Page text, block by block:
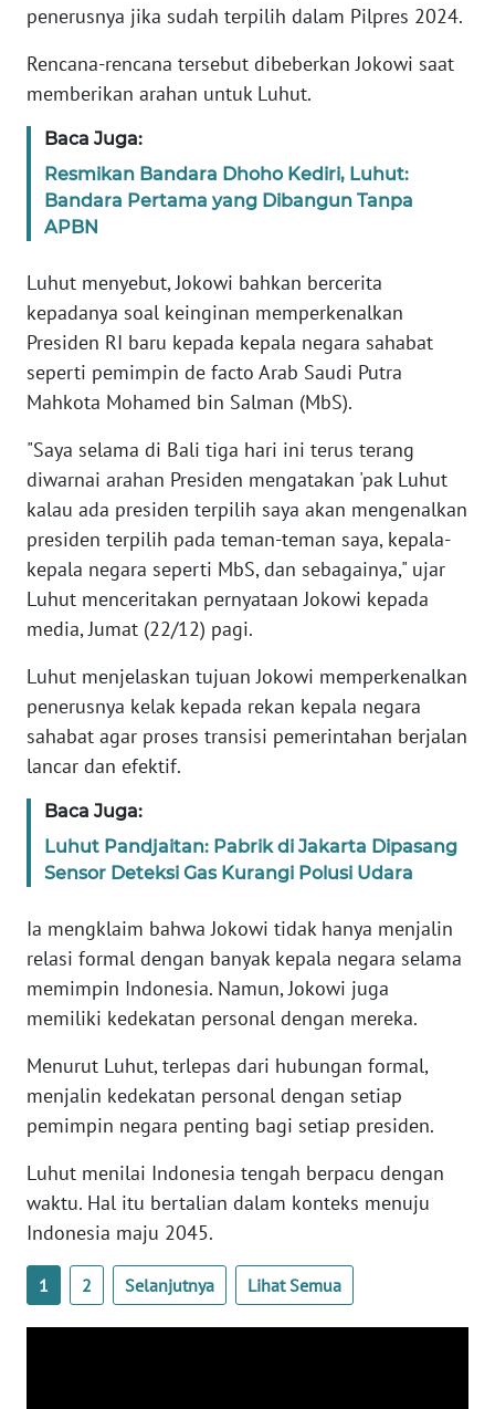
penerusnya jika sudah terpilih dalam Pilpres 2024.
Rencana-rencana tersebut dibeberkan Jokowi saat
memberikan arahan untuk Luhut.
Baca Juga:
Resmikan Bandara Dhoho Kediri, Luhut:
Bandara Pertama yang Dibangun Tanpa
APBN
Luhut menyebut, Jokowi bahkan bercerita
kepadanya soal keinginan memperkenalkan
Presiden RI baru kepada kepala negara sahabat
seperti pemimpin de facto Arab Saudi Putra
Mahkota Mohamed bin Salman (MbS).
"Saya selama di Bali tiga hari ini terus terang
diwarnai arahan Presiden mengatakan 'pak Luhut
kalau ada presiden terpilih saya akan mengenalkan
presiden terpilih pada teman-teman saya, kepala-
kepala negara seperti MbS, dan sebagainya," ujar
Luhut menceritakan pernyataan Jokowi kepada
media, Jumat (22/12) pagi.
Luhut menjelaskan tujuan Jokowi memperkenalkan
penerusnya kelak kepada rekan kepala negara
sahabat agar proses transisi pemerintahan berjalan
lancar dan efektif.
Baca Juga:
Luhut Pandjaitan: Pabrik di Jakarta Dipasang
Sensor Deteksi Gas Kurangi Polusi Udara
Ia mengklaim bahwa Jokowi tidak hanya menjalin
relasi formal dengan banyak kepala negara selama
memimpin Indonesia. Namun, Jokowi juga
memiliki kedekatan personal dengan mereka.
Menurut Luhut, terlepas dari hubungan formal,
menjalin kedekatan personal dengan setiap
pemimpin negara penting bagi setiap presiden.
Luhut menilai Indonesia tengah berpacu dengan
waktu. Hal itu bertalian dalam konteks menuju
Indonesia maju 2045.
1 2 Selanjutnya Lihat Semua
KONTAK
INFO
IKLAN
TENTANG
PEDOMAN
MEDIA
SIBER
REDAKSI
KARIR
DISCLAIMER
Wahana
News
Regional
WN
SUMUT
WN
WN
JABAR
WN
BANTEN
WN
WN
KEPRI
WN
PAPUA
PAPUA
BARAT